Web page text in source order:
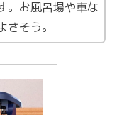
。お風呂場や車な
そう。